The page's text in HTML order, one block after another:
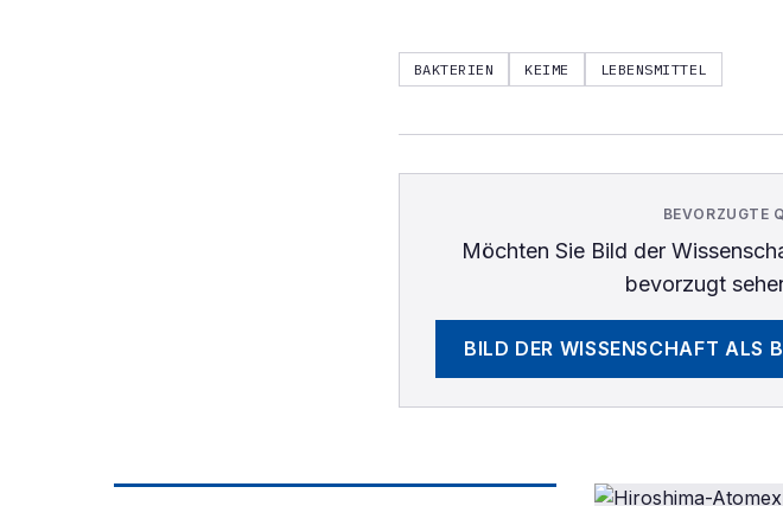
BAKTERIEN KEIME LEBENSMITTEL
BEVORZUGTE
Möchten Sie Bild der
bevorzugt
BILD DER WISSENSCHAFT ALS